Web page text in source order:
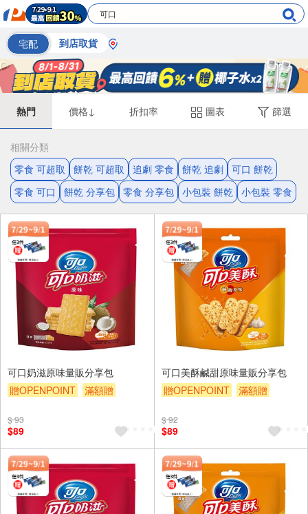
宅配 到店取貨
熱門 價格↓ 折扣率 圖表 篩選
相關分類
零食 可超取
餅乾 可超取 追劇 零食 餅乾 追劇 可口 餅乾
零食 可口
餅乾 分享包 零食 分享包 小包裝 餅乾 小包裝 零食
可口奶滋原味量販分享包
贈OPENPOINT
滿額贈
$ 93
$89
可口美酥鹹甜原味量販分享包
贈OPENPOINT
滿額贈
$ 92
$89